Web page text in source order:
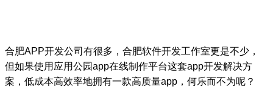
合肥APP开发公司有很多，合肥软件开发工作室更是不少，
但如果使用应用公园app在线制作平台这套app开发解决方
案，低成本高效率地拥有一款高质量app，何乐而不为呢？